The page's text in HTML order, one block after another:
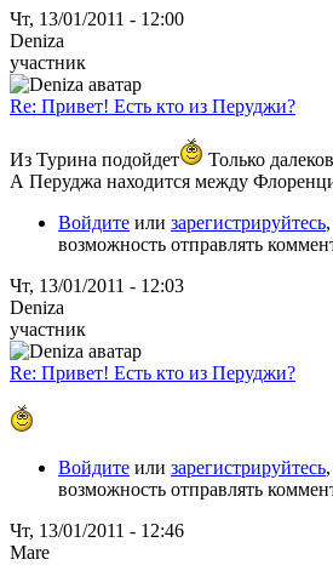
Чт, 13/01/2011 - 12:00
Deniza
участник
Re: Привет! Есть кто из Перуджи?
Из Турина подойдет
Только
А Перуджа находится между
Войдите или зарегистрируйтесь
возможность отправлять
Чт, 13/01/2011 - 12:03
Deniza
участник
Re: Привет! Есть кто из Перуджи?
Войдите или зарегистрируйтесь
возможность отправлять
Чт, 13/01/2011 - 12:46
Mare